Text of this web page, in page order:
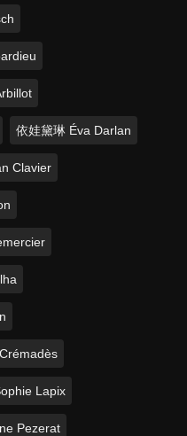
依娃黛琳 Éva Darlan
Clavier
Lapix
Pezerat